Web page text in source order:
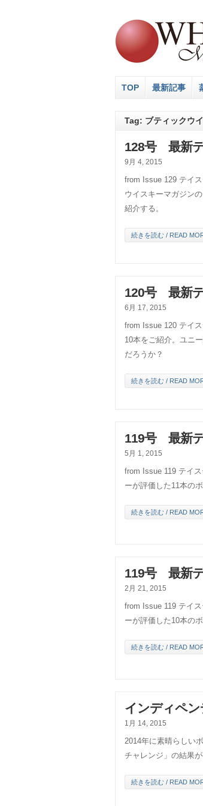
TOP 最新記事
Tag: ブティックウ
128号 最新テ
9月 4, 2015
from Issue 129 テイ
ウイスキーマガジン
紹介する。
続きを読む / READ
120号 最新テ
6月 17, 2015
from Issue 120 テイ
10本をご紹介。ユニ
だろうか？
続きを読む / READ
119号 最新テ
5月 1, 2015
from Issue 119 テイ
ーが評価した11本の
続きを読む / READ
119号 最新テ
2月 21, 2015
from Issue 119 テイ
ーが評価した10本の
続きを読む / READ
インディペ
1月 14, 2015
2014年に素晴らしい
チャレンジ」の結果が
続きを読む / READ